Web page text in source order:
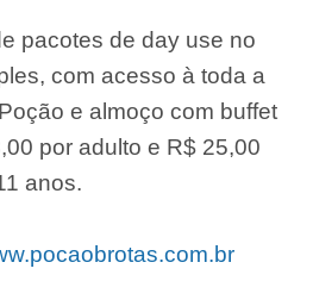
pacotes de day use no
com acesso à toda a
e almoço com buffet
por adulto e R$ 25,00
anos.